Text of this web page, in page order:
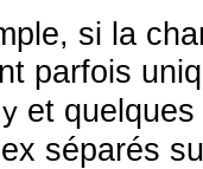
si la
parfois
y et
séparés